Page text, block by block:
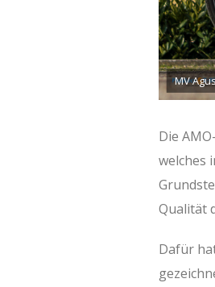
MV
Die
welches
Qualität
Dafür